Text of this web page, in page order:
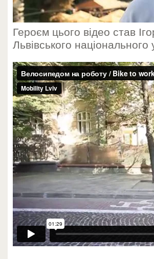
Героєм цього відео став
Львівського